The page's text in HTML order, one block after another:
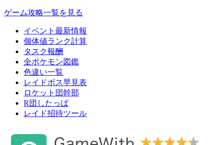
ゲーム攻略一覧を見る
イベント最新情報
個体値ランク計算
タスク報酬
全ポケモン図鑑
色違い一覧
レイドボス早見表
ロケット団幹部
R団したっぱ
レイド招待ツール